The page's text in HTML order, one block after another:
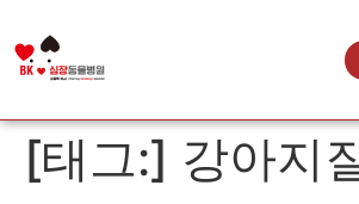
[태그:] 강아지